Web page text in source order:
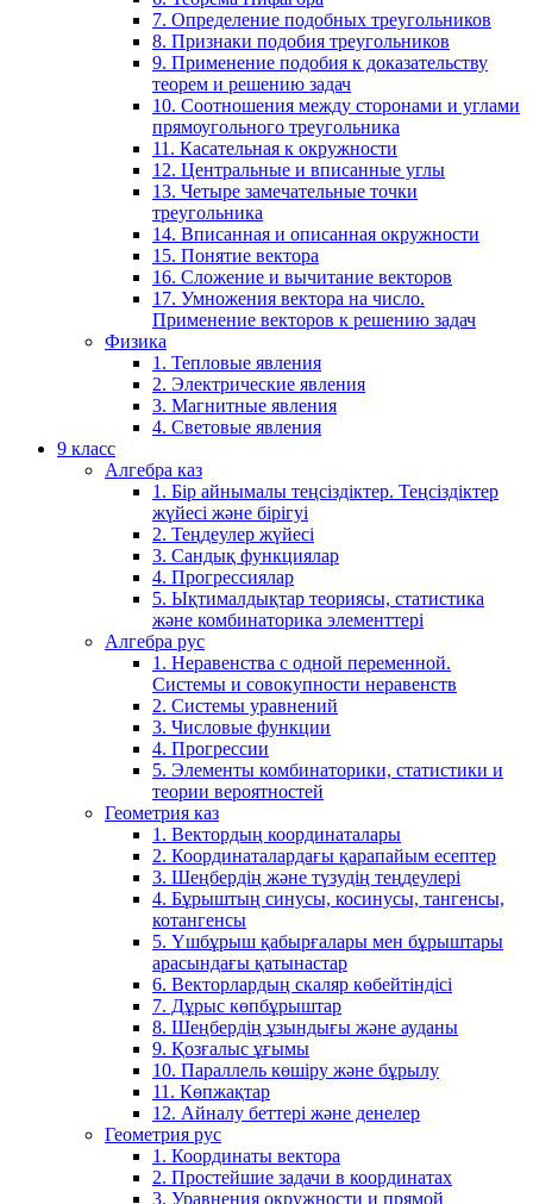
7. Определение подобных треугольников
8. Признаки подобия треугольников
9. Применение подобия к доказательству
теорем и решению задач
10. Соотношения между сторонами и углами
прямоугольного треугольника
11. Касательная к окружности
12. Центральные и вписанные углы
13. Четыре замечательные точки
треугольника
14. Вписанная и описанная окружности
15. Понятие вектора
16. Сложение и вычитание векторов
17. Умножения вектора на число.
Применение векторов к решению задач
Физика
1. Тепловые явления
2. Электрические явления
3. Магнитные явления
4. Световые явления
9 класс
Алгебра каз
1. Бір айнымалы теңсіздіктер. Теңсіздіктер
жүйесі және бірігуі
2. Теңдеулер жүйесі
3. Сандық функциялар
4. Прогрессиялар
5. Ықтималдықтар теориясы, статистика
және комбинаторика элементтері
Алгебра рус
1. Неравенства с одной переменной.
Системы и совокупности неравенств
2. Системы уравнений
3. Числовые функции
4. Прогрессии
5. Элементы комбинаторики, статистики и
теории вероятностей
Геометрия каз
1. Вектордың координаталары
2. Координаталардағы қарапайым есептер
3. Шеңбердің және түзудің теңдеулері
4. Бұрыштың синусы, косинусы, тангенсы,
котангенсы
5. Үшбұрыш қабырғалары мен бұрыштары
арасындағы қатынастар
6. Векторлардың скаляр көбейтіндісі
7. Дұрыс көпбұрыштар
8. Шеңбердің ұзындығы және ауданы
9. Қозғалыс ұғымы
10. Параллель көшіру және бұрылу
11. Көпжақтар
12. Айналу беттері және денелер
Геометрия рус
1. Координаты вектора
2. Простейшие задачи в координатах
3. Уравнения окружности и прямой